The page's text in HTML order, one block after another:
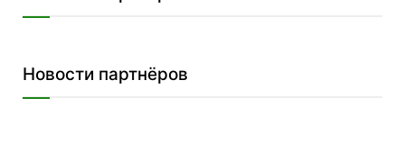
Новости партнёров